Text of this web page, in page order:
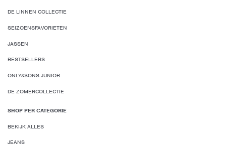
DE LINNEN COLLECTIE
SEIZOENSFAVORIETEN
JASSEN
BESTSELLERS
ONLY&SONS JUNIOR
DE ZOMERCOLLECTIE
SHOP PER CATEGORIE
BEKIJK ALLES
JEANS